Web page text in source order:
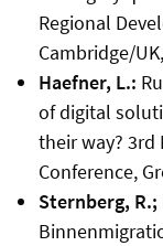
Regional
Cambridge/
Haefner, L.:
of digital
their way? 3rd
Conference,
Sternberg,